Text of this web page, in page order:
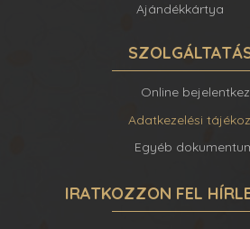
Ajándékkártya
Online
Adatkezelési
Egyéb
IRATKOZZON FEL